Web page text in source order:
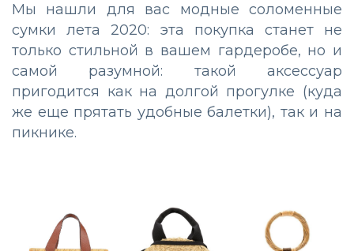
Мы нашли для вас модные соломенные
сумки лета 2020: эта покупка станет не
только стильной в вашем гардеробе, но и
самой разумной: такой аксессуар
пригодится как на долгой прогулке (куда
же еще прятать удобные балетки), так и на
пикнике.